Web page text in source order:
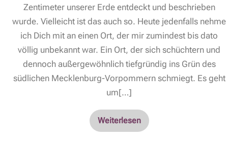
Zentimeter unserer Erde entdeckt und beschrieben
wurde. Vielleicht ist das auch so. Heute jedenfalls nehme
ich Dich mit an einen Ort, der mir zumindest bis dato
völlig unbekannt war. Ein Ort, der sich schüchtern und
dennoch außergewöhnlich tiefgründig ins Grün des
südlichen Mecklenburg-Vorpommern schmiegt. Es geht
um[…]
Weiterlesen